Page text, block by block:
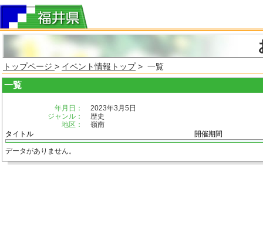
トップページ > イベント情報トップ> 一覧
一覧
年月日：
2023年3月5日
ジャンル：
歴史
地区：
嶺南
タイトル
開催期間
データがありません。